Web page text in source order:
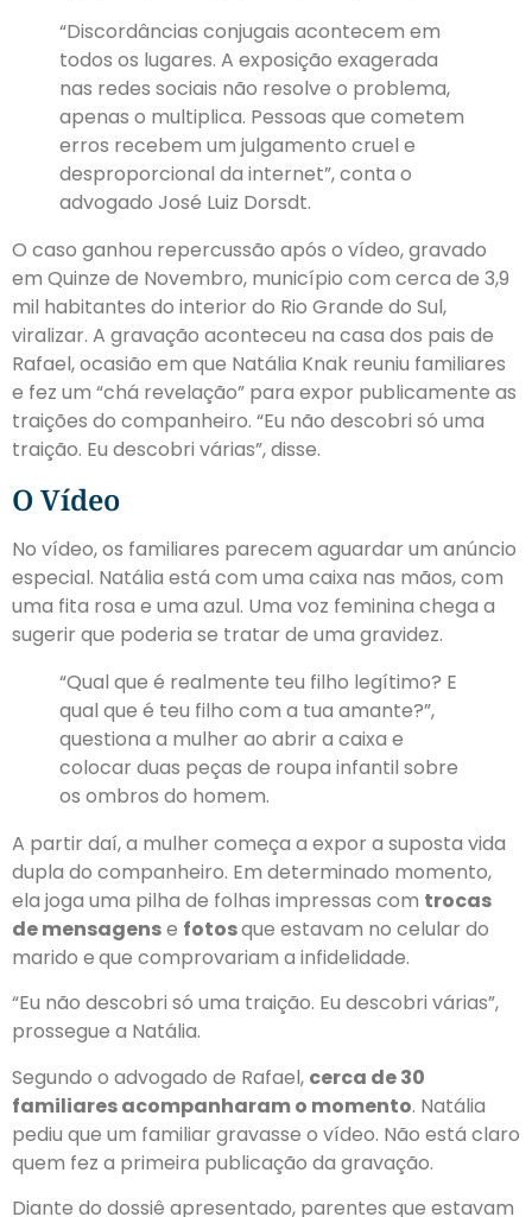
“Discordâncias conjugais acontecem em
todos os lugares. A exposição exagerada
nas redes sociais não resolve o problema,
apenas o multiplica. Pessoas que cometem
erros recebem um julgamento cruel e
desproporcional da internet”, conta o
advogado José Luiz Dorsdt.
O caso ganhou repercussão após o vídeo, gravado
em Quinze de Novembro, município com cerca de 3,9
mil habitantes do interior do Rio Grande do Sul,
viralizar. A gravação aconteceu na casa dos pais de
Rafael, ocasião em que Natália Knak reuniu familiares
e fez um “chá revelação” para expor publicamente as
traições do companheiro. “Eu não descobri só uma
traição. Eu descobri várias”, disse.
O Vídeo
No vídeo, os familiares parecem aguardar um anúncio
especial. Natália está com uma caixa nas mãos, com
uma fita rosa e uma azul. Uma voz feminina chega a
sugerir que poderia se tratar de uma gravidez.
“Qual que é realmente teu filho legítimo? E
qual que é teu filho com a tua amante?”,
questiona a mulher ao abrir a caixa e
colocar duas peças de roupa infantil sobre
os ombros do homem.
A partir daí,a mulher começa a expor a suposta vida
dupla do companheiro. Em determinado momento,
ela joga uma pilha de folhas impressas com trocas
de mensagense fotosque estavam no celular do
marido eque comprovariam a infidelidade.
“Eu não descobri só uma traição. Eu descobri várias”,
prossegue a Natália.
Segundo o advogado de Rafael, cerca de 30
familiares acompanharam o momento. Natália
pediu que um familiar gravasse o vídeo. Não está claro
quem fez a primeira publicação da gravação.
Diante do dossiê apresentado, parentes que estavam